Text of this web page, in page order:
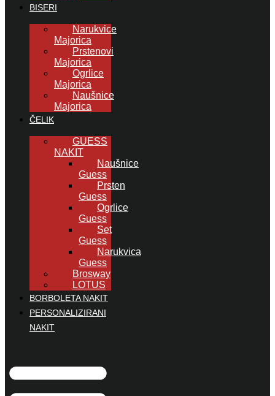
BISERI
Narukvice
Majorica
Prstenovi
Majorica
Ogrlice
Majorica
Naušnice
Majorica
ČELIK
GUESS
NAKIT
Naušnice
Guess
Prsten
Guess
Ogrlice
Guess
Set
Guess
Narukvica
Guess
Brosway
LOTUS
BORBOLETA NAKIT
PERSONALIZIRANI
NAKIT